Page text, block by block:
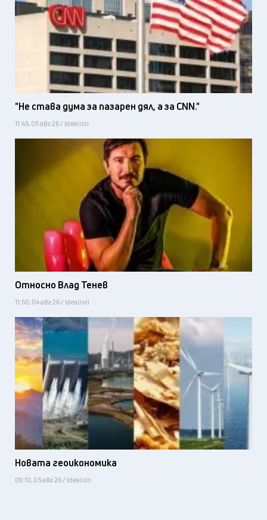
"Не става дума за пазарен дял, а за CNN."
11:45, 05 авг 26 / Idealisti
Относно Влад Тенев
11:50, 04 авг 26 / Idealisti
Новата геоикономика
09:10, 03 авг 26 / Idealisti